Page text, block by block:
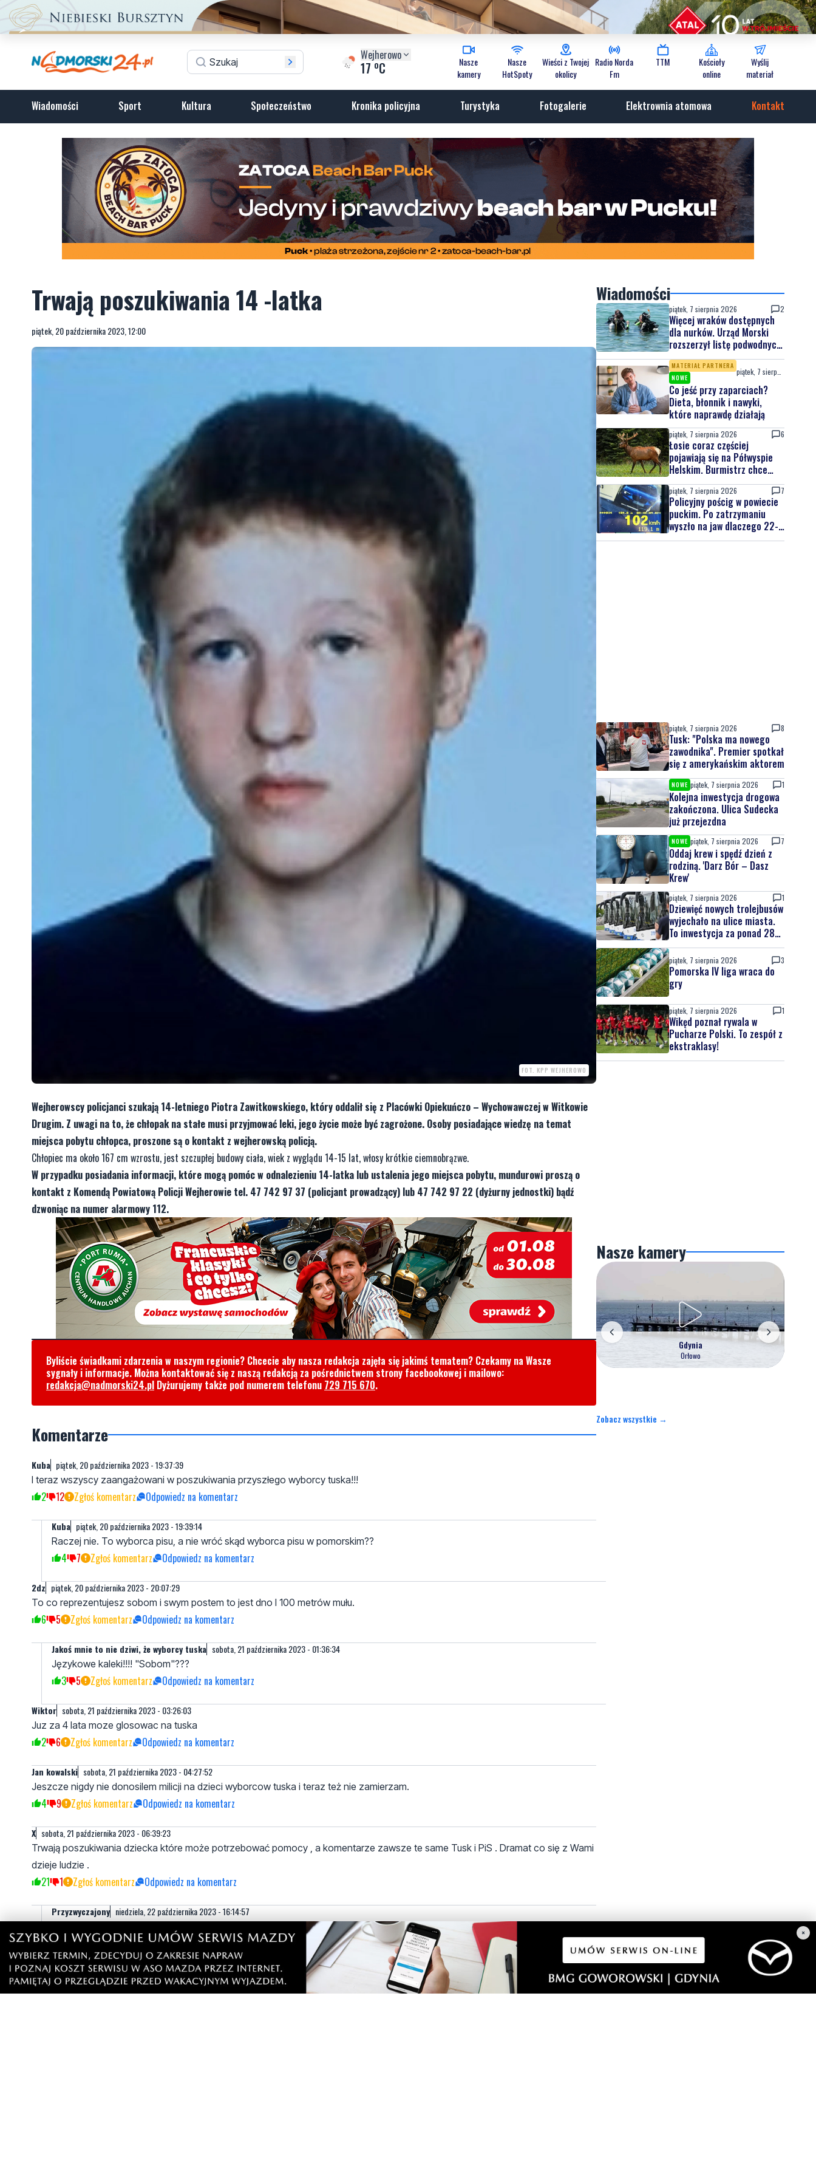
Wejherowo
17 oC
Nasze
kamery
Nasze
HotSpoty
Wieści z Twojej
okolicy
Radio Norda
Fm
TTM
Kościoły
online
Wyślij
materiał
Wiadomości Sport Kultura Społeczeństwo Kronika policyjna Turystyka Fotogalerie Elektrownia atomowa Kontakt
Trwają poszukiwania 14 -latka
piątek, 20 października 2023, 12:00
FOT. KPP WEJHEROWO
Wejherowscy policjanci szukają 14-letniego Piotra Zawitkowskiego, który oddalił się z Placówki Opiekuńczo – Wychowawczej w Witkowie
Drugim. Z uwagi na to, że chłopak na stałe musi przyjmować leki, jego życie może być zagrożone. Osoby posiadające wiedzę na temat
miejsca pobytu chłopca, proszone są o kontakt z wejherowską policją.
Chłopiec ma około 167 cm wzrostu, jest szczupłej budowy ciała, wiek z wyglądu 14-15 lat, włosy krótkie ciemnobrązwe.
W przypadku posiadania informacji, które mogą pomóc w odnalezieniu 14-latka lub ustalenia jego miejsca pobytu, mundurowi proszą o
kontakt z Komendą Powiatową Policji Wejherowie tel. 47 742 97 37 (policjant prowadzący) lub 47 742 97 22 (dyżurny jednostki) bądź
dzwoniąc na numer alarmowy 112.
Byliście świadkami zdarzenia w naszym regionie? Chcecie aby nasza redakcja zajęła się jakimś tematem? Czekamy na Wasze
sygnały i informacje. Można kontaktować się z naszą redakcją za pośrednictwem strony facebookowej i mailowo:
redakcja@nadmorski24.pl Dyżurujemy także pod numerem telefonu 729 715 670.
Komentarze
Kuba piątek, 20 października 2023 - 19:37:39
I teraz wszyscy zaangażowani w poszukiwania przyszłego wyborcy tuska!!!
2 12 Zgłoś komentarz Odpowiedz na komentarz
Kuba piątek, 20 października 2023 - 19:39:14
Raczej nie. To wyborca pisu, a nie wróć skąd wyborca pisu w pomorskim??
4 7 Zgłoś komentarz Odpowiedz na komentarz
2dz piątek, 20 października 2023 - 20:07:29
To co reprezentujesz sobom i swym postem to jest dno I 100 metrów mułu.
6 5 Zgłoś komentarz Odpowiedz na komentarz
Jakoś mnie to nie dziwi, że wyborcy tuska sobota, 21 października 2023 - 01:36:34
Językowe kaleki!!!! "Sobom"???
3 5 Zgłoś komentarz Odpowiedz na komentarz
Wiktor sobota, 21 października 2023 - 03:26:03
Juz za 4 lata moze glosowac na tuska
2 6 Zgłoś komentarz Odpowiedz na komentarz
Jan kowalski sobota, 21 października 2023 - 04:27:52
Jeszcze nigdy nie donosilem milicji na dzieci wyborcow tuska i teraz też nie zamierzam.
4 9 Zgłoś komentarz Odpowiedz na komentarz
X sobota, 21 października 2023 - 06:39:23
Trwają poszukiwania dziecka które może potrzebować pomocy , a komentarze zawsze te same Tusk i PiS . Dramat co się z Wami
dzieje ludzie .
21 1 Zgłoś komentarz Odpowiedz na komentarz
Przyzwyczajony niedziela, 22 października 2023 - 16:14:57
1 3 Zgłoś komentarz Odpowiedz na komentarz
Dex sobota, 21 października 2023 - 08:40:02
Nie tam żaden PiS czy po, matka to kryje i jest w domu, nie zgadza się z wyrokiem sądu o umieszczeniu syna w placówce
Wiadomości
piątek, 7 sierpnia 2026 2
Więcej wraków dostępnych
dla nurków. Urząd Morski
rozszerzył listę podwodnych
atrakcji
MATERIAŁ PARTNERA
NOWE
Co jeść przy zaparciach?
Dieta, błonnik i nawyki,
które naprawdę działają
piątek, 7 sierpnia 2026 6
Łosie coraz częściej
pojawiają się na Półwyspie
Helskim. Burmistrz chce
nowych znaków drogowych
piątek, 7 sierpnia 2026 7
Policyjny pościg w powiecie
puckim. Po zatrzymaniu
wyszło na jaw dlaczego 22-
latek uciekał
piątek, 7 sierpnia 2026 8
Tusk: "Polska ma nowego
zawodnika". Premier spotkał
się z amerykańskim aktorem
NOWE piątek, 7 sierpnia 2026 1
Kolejna inwestycja drogowa
zakończona. Ulica Sudecka
już przejezdna
NOWE piątek, 7 sierpnia 2026 7
Oddaj krew i spędź dzień z
rodziną. 'Darz Bór – Dasz
Krew'
piątek, 7 sierpnia 2026 1
Dziewięć nowych trolejbusów
wyjechało na ulice miasta.
To inwestycja za ponad 28
mln zł
piątek, 7 sierpnia 2026 3
Pomorska IV liga wraca do
gry
piątek, 7 sierpnia 2026 1
Wikęd poznał rywala w
Pucharze Polski. To zespół z
ekstraklasy!
Nasze kamery
Gdynia
Orłowo
Zobacz wszystkie →
×